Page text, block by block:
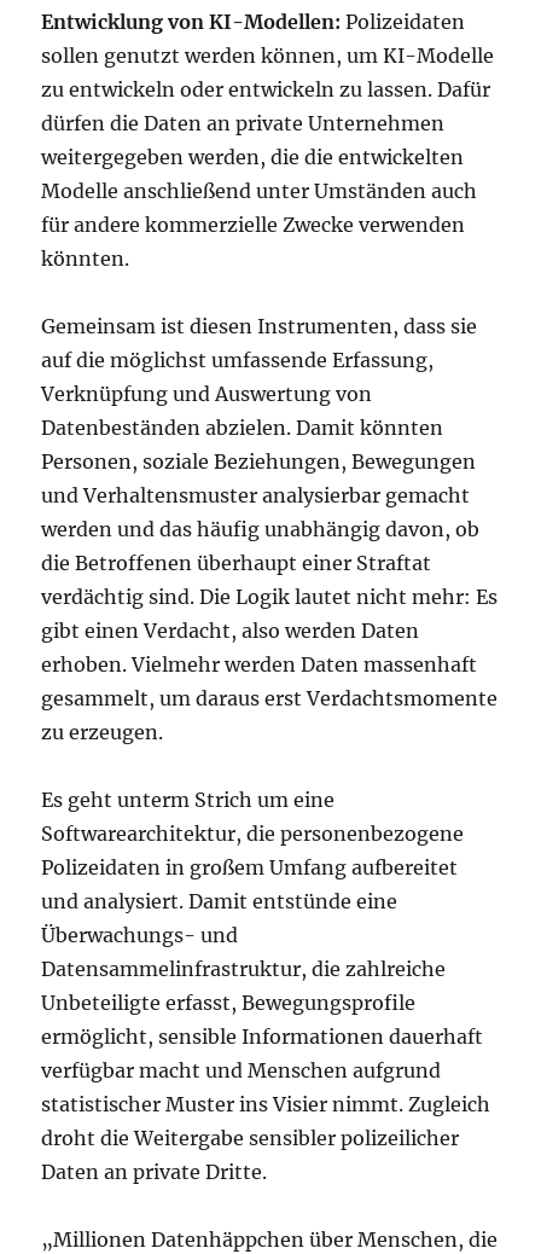
Entwicklung von KI-Modellen: Polizeidaten
sollen genutzt werden können, um KI-Modelle
zu entwickeln oder entwickeln zu lassen. Dafür
dürfen die Daten an private Unternehmen
weitergegeben werden, die die entwickelten
Modelle anschließend unter Umständen auch
für andere kommerzielle Zwecke verwenden
könnten.
Gemeinsam ist diesen Instrumenten, dass sie
auf die möglichst umfassende Erfassung,
Verknüpfung und Auswertung von
Datenbeständen abzielen. Damit könnten
Personen, soziale Beziehungen, Bewegungen
und Verhaltensmuster analysierbar gemacht
werden und das häufig unabhängig davon, ob
die Betroffenen überhaupt einer Straftat
verdächtig sind. Die Logik lautet nicht mehr: Es
gibt einen Verdacht, also werden Daten
erhoben. Vielmehr werden Daten massenhaft
gesammelt, um daraus erst Verdachtsmomente
zu erzeugen.
Es geht unterm Strich um eine
Softwarearchitektur, die personenbezogene
Polizeidaten in großem Umfang aufbereitet
und analysiert. Damit entstünde eine
Überwachungs- und
Datensammelinfrastruktur, die zahlreiche
Unbeteiligte erfasst, Bewegungsprofile
ermöglicht, sensible Informationen dauerhaft
verfügbar macht und Menschen aufgrund
statistischer Muster ins Visier nimmt. Zugleich
droht die Weitergabe sensibler polizeilicher
Daten an private Dritte.
„Millionen Datenhäppchen über Menschen, die